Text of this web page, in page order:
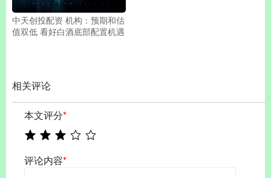
中天创投配资 机构：预期和估
值双低 看好白酒底部配置机遇
相关评论
本文评分*
评论内容*